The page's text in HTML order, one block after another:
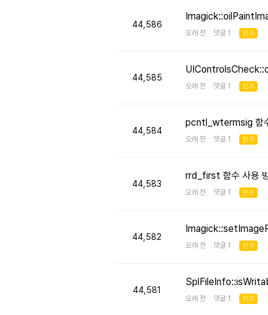
44,586
오래 전 댓글 1 인기
44,585
오래 전 댓글 1 인기
44,584
pcntl_wtermsig 함
오래 전 댓글 1 인기
44,583
rrd_first 함수 사용
오래 전 댓글 1 인기
44,582
오래 전 댓글 1 인기
44,581
오래 전 댓글 1 인기